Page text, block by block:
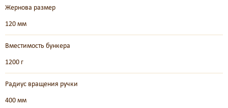
Жернова размер
120 мм
Вместимость бункера
1200 г
Радиус вращения ручки
400 мм